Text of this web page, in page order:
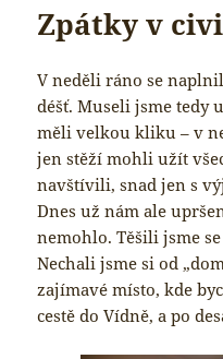
Zpátky v
V neděli ráno se
déšť. Museli jsme tedy
měli velkou kliku – v
jen stěží mohli užít
navštívili, snad jen s
Dnes už nám ale
nemohlo. Těšili jsme
Nechali jsme si od
zajímavé místo, kde
cestě do Vídně, a po